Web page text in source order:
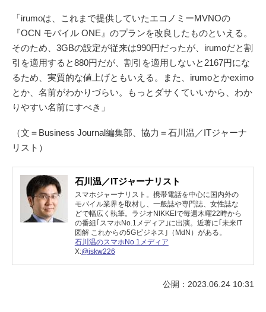
「irumoは、これまで提供していたエコノミーMVNOの
『OCN モバイル ONE』のプランを改良したものといえる。
そのため、3GBの設定が従来は990円だったが、irumoだと割
引を適用すると880円だが、割引を適用しないと2167円にな
るため、実質的な値上げともいえる。また、irumoとかeximo
とか、名前がわかりづらい。もっとダサくていいから、わか
りやすい名前にすべき」
（文＝Business Journal編集部、協力＝石川温／ITジャーナ
リスト）
石川温／ITジャーナリスト
スマホジャーナリスト。携帯電話を中心に国内外の
モバイル業界を取材し、一般誌や専門誌、女性誌な
どで幅広く執筆。ラジオNIKKEIで毎週木曜22時から
の番組｢スマホNo.1メディア｣に出演。近著に｢未来IT
図解 これからの5Gビジネス｣（MdN）がある。
石川温のスマホNo.1メディア
X:@iskw226
公開：2023.06.24 10:31